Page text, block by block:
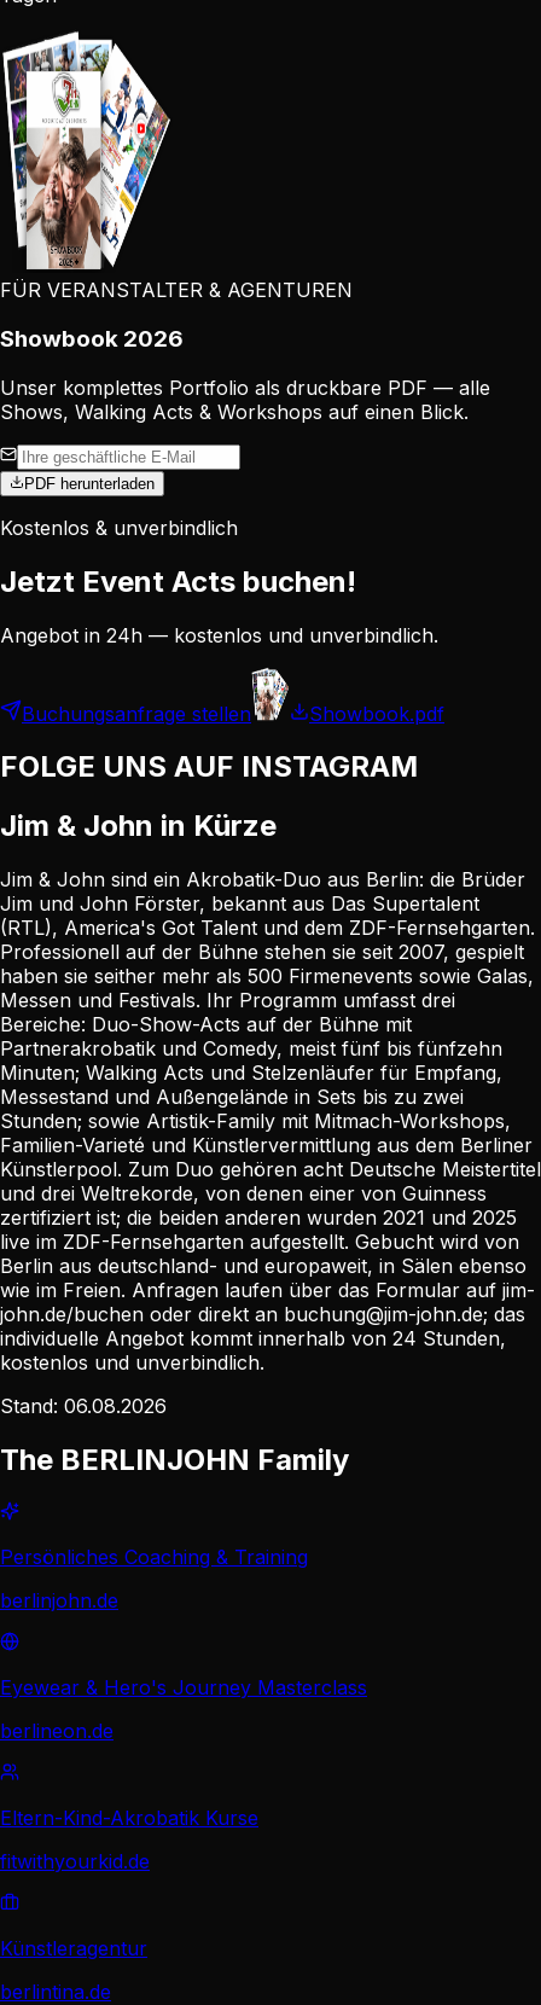
FÜR VERANSTALTER & AGENTUREN
Showbook 2026
Unser komplettes Portfolio als druckbare PDF — alle
Shows, Walking Acts & Workshops auf einen Blick.
PDF herunterladen
Kostenlos & unverbindlich
Jetzt Event Acts buchen!
Angebot in 24h — kostenlos und unverbindlich.
Buchungsanfrage stellen Showbook.pdf
FOLGE UNS AUF INSTAGRAM
Jim & John in Kürze
Jim & John sind ein Akrobatik-Duo aus Berlin: die Brüder
Jim und John Förster, bekannt aus Das Supertalent
(RTL), America's Got Talent und dem ZDF-Fernsehgarten.
Professionell auf der Bühne stehen sie seit 2007, gespielt
haben sie seither mehr als 500 Firmenevents sowie Galas,
Messen und Festivals. Ihr Programm umfasst drei
Bereiche: Duo-Show-Acts auf der Bühne mit
Partnerakrobatik und Comedy, meist fünf bis fünfzehn
Minuten; Walking Acts und Stelzenläufer für Empfang,
Messestand und Außengelände in Sets bis zu zwei
Stunden; sowie Artistik-Family mit Mitmach-Workshops,
Familien-Varieté und Künstlervermittlung aus dem Berliner
Künstlerpool. Zum Duo gehören acht Deutsche Meistertitel
und drei Weltrekorde, von denen einer von Guinness
zertifiziert ist; die beiden anderen wurden 2021 und 2025
live im ZDF-Fernsehgarten aufgestellt. Gebucht wird von
Berlin aus deutschland- und europaweit, in Sälen ebenso
wie im Freien. Anfragen laufen über das Formular auf jim-
john.de/buchen oder direkt an buchung@jim-john.de; das
individuelle Angebot kommt innerhalb von 24 Stunden,
kostenlos und unverbindlich.
Stand: 06.08.2026
The BERLINJOHN Family
Persönliches Coaching & Training
berlinjohn.de
Eyewear & Hero's Journey Masterclass
berlineon.de
Eltern-Kind-Akrobatik Kurse
fitwithyourkid.de
Künstleragentur
berlintina.de